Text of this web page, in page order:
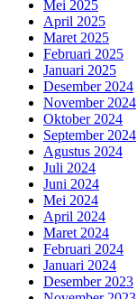
Mei 2025
April 2025
Maret 2025
Februari 2025
Januari 2025
Desember 2024
November 2024
Oktober 2024
September 2024
Agustus 2024
Juli 2024
Juni 2024
Mei 2024
April 2024
Maret 2024
Februari 2024
Januari 2024
Desember 2023